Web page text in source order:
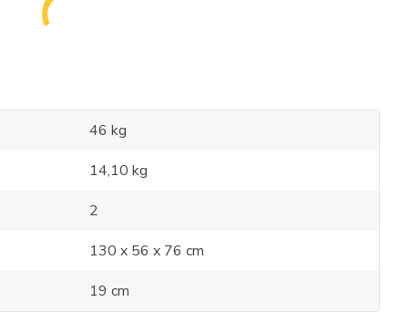
46 kg
14,10 kg
2
130 x 56 x 76 cm
19 cm